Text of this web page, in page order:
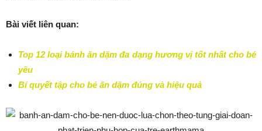
Bài viết liên quan:
Top 12 loại bánh ăn dặm đa dạng hương vị tốt nhất cho bé
yêu
Bí quyết tập cho bé ăn dặm đúng và hiệu quả